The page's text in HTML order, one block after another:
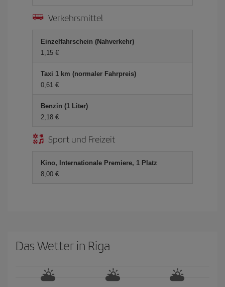
Verkehrsmittel
Einzelfahrschein (Nahverkehr)
1,15 €
Taxi 1 km (normaler Fahrpreis)
0,61 €
Benzin (1 Liter)
2,18 €
Sport und Freizeit
Kino, Internationale Premiere, 1 Platz
8,00 €
Das Wetter in Riga